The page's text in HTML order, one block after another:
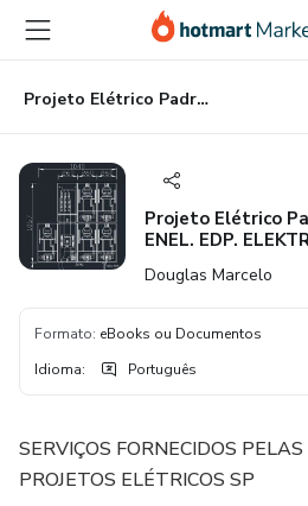
para
conteúdo
principal
para
pagamento
para
rodapé
Projeto Elétrico Padrão Concessionária ENEL. EDP. ELEKTRO
Projeto Elétrico
ENEL. EDP.
Douglas Marcelo
Formato: eBooks ou Documentos
Idioma: Português
SERVIÇOS FORNECIDOS
PROJETOS ELÉTRICOS SP